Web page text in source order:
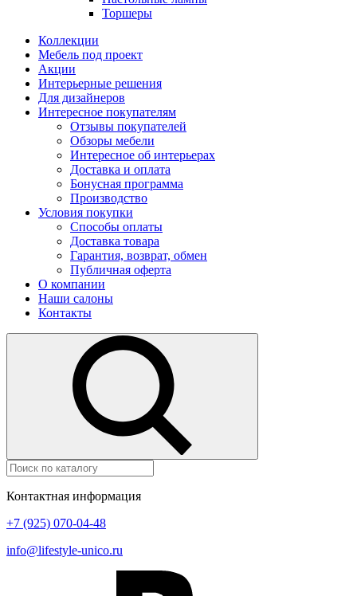
Торшеры
Коллекции
Мебель под проект
Акции
Интерьерные решения
Для дизайнеров
Интересное покупателям
Отзывы покупателей
Обзоры мебели
Интересное об интерьерах
Доставка и оплата
Бонусная программа
Производство
Условия покупки
Способы оплаты
Доставка товара
Гарантия, возврат, обмен
Публичная оферта
О компании
Наши салоны
Контакты
Контактная информация
+7 (925) 070-04-48
info@lifestyle-unico.ru